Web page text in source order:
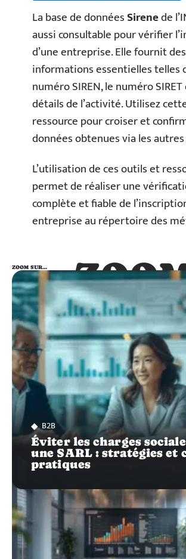
La base de donnéesSirenede
aussi consultable pour vérifier
d’une entreprise. Elle fournit des
informations essentielles telles
numéro SIREN, le numéro
détails de l’activité. Utilisez
ressource pour croiser et
données obtenues via les
L’utilisation de ces outils et
permet de réaliser une
complète et fiable de
entreprise au répertoire des
ZOOM SUR…
B2B
Éviter les charges
une SARL : stratégies et
pratiques